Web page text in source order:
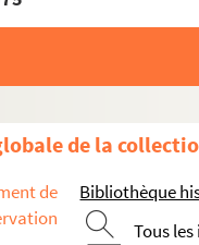
de la
de
Bibliothèque
Tous